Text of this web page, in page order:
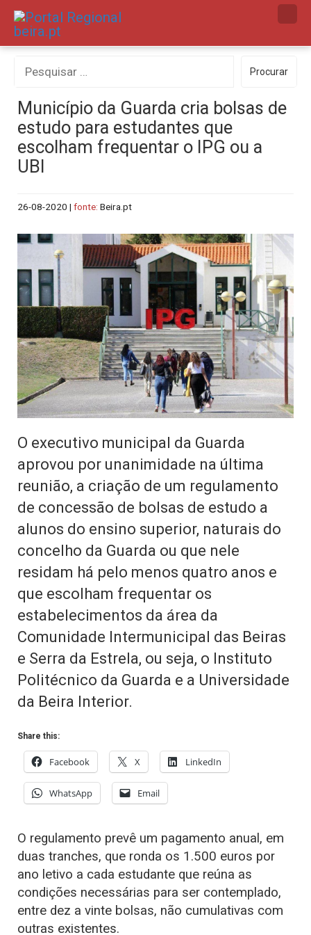
Skip
por:
Procurar
Município da Guarda cria bolsas de
estudo para estudantes que
escolham frequentar o IPG ou a
UBI
26-08-2020 | fonte: Beira.pt
O executivo municipal da Guarda
aprovou por unanimidade na última
reunião, a criação de um regulamento
de concessão de bolsas de estudo a
alunos do ensino superior, naturais do
concelho da Guarda ou que nele
residam há pelo menos quatro anos e
que escolham frequentar os
estabelecimentos da área da
Comunidade Intermunicipal das Beiras
e Serra da Estrela, ou seja, o Instituto
Politécnico da Guarda e a Universidade
da Beira Interior.
Share this:
Facebook X LinkedIn
WhatsApp Email
O regulamento prevê um pagamento anual, em
duas tranches, que ronda os 1.500 euros por
ano letivo a cada estudante que reúna as
condições necessárias para ser contemplado,
entre dez a vinte bolsas, não cumulativas com
outras existentes.